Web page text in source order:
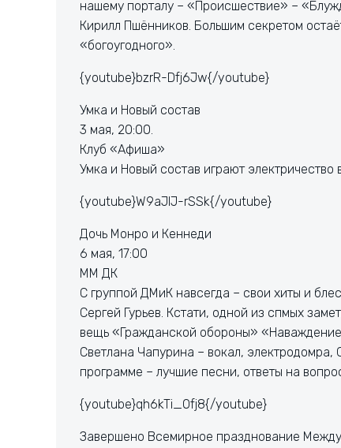
нашему порталу – «Происшествие» –
Кирилл Пшёнников. Большим секретом
«богоугодного».
{youtube}bzrR-Dfj6Jw{/youtube}
Умка и Новый состав
3 мая, 20:00.
Клуб «Афиша»
Умка и Новый состав играют
{youtube}W9aJlJ-rSSk{/youtube}
Дочь Монро и Кеннеди
6 мая, 17:00
ММ ДК
С группой ДМиК навсегда – свои хиты и
Сергей Гурьев. Кстати, одной из спмых
вещь «Гражданской обороны»
Светлана Чапурина – вокал,
программе – лучшие песни, ответы на
{youtube}qh6kTi_Ofj8{/youtube}
Завершено Всемирное празднование